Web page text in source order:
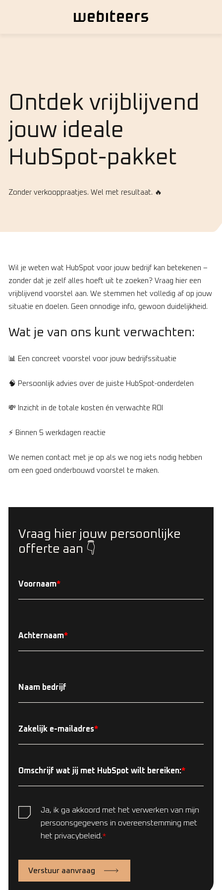
Ontdek vrijblijvend
jouw ideale
HubSpot-pakket
Zonder verkooppraatjes. Wel met resultaat. 🔥
Wil je weten wat HubSpot voor jouw bedrijf kan betekenen –
zonder dat je zelf alles hoeft uit te zoeken? Vraag hier een
vrijblijvend voorstel aan. We stemmen het volledig af op jouw
situatie en doelen. Geen onnodige info, gewoon duidelijkheid.
Wat je van ons kunt verwachten:
📊 Een concreet voorstel voor jouw bedrijfssituatie
🧠 Persoonlijk advies over de juiste HubSpot-onderdelen
💸 Inzicht in de totale kosten én verwachte ROI
⚡ Binnen 5 werkdagen reactie
We nemen contact met je op als we nog iets nodig hebben
om een goed onderbouwd voorstel te maken.
Vraag hier jouw persoonlijke
offerte aan 👇
Voornaam*
Achternaam*
Naam bedrijf
Zakelijk e-mailadres*
Omschrijf wat jij met HubSpot wilt bereiken:*
Ja, ik ga akkoord met het verwerken van mijn
persoonsgegevens in overeenstemming met
het privacybeleid.*